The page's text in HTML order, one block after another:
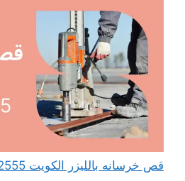
قص خرسانه بالليزر الكويت 65932555 فتح كور تكييف